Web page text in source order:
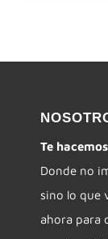
Te
Donde no
sino lo que
ahora para